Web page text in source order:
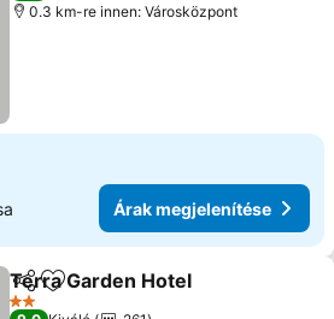
0.3 km-re innen: Városközpont
Árak megjelenítése
Megosztás
Hozzáadás a kedvencekhez
Terra Garden Hotel
2 Kategória